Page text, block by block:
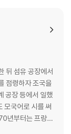
뒤 섬유 공장에서
점령하자 조국을
공장 등에서 일했
모국어로 시를 써
년부터는 프랑스
의 총체적 비극을